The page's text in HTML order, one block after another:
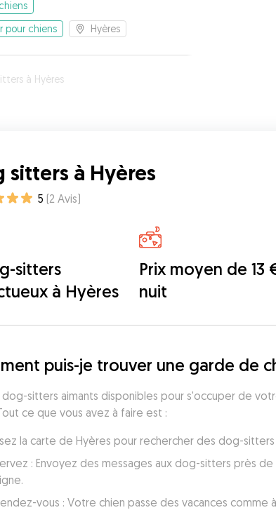
pour chiens
Hyères
à Hyères
sitters à Hyères
5 (2 Avis)
sitters
à Hyères
Prix moyen de 13
nuit
puis-je trouver une garde de
sitters aimants disponibles pour s'occuper de
ce que vous avez à faire est :
la carte de Hyères pour rechercher des dog-
: Envoyez des messages aux dog-sitters près
vous : Votre chien passe des vacances